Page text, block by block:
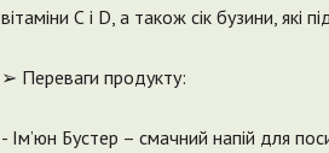
вітаміни С і D, а також сік бузини, які
➢ Переваги продукту:
- Ім’юн Бустер – смачний напій для